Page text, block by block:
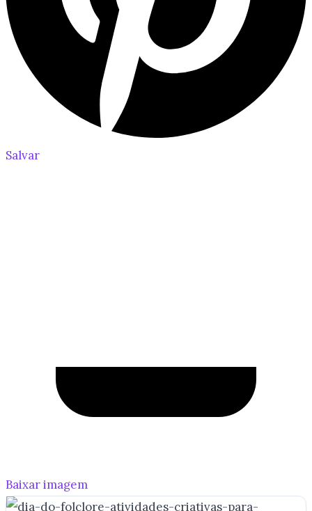
Salvar
Baixar imagem